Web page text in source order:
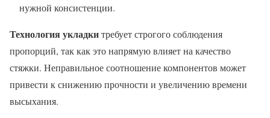
нужной консистенции.
Технология укладкитребует строгого соблюдения
пропорций, так как это напрямую влияет на качество
стяжки. Неправильное соотношение компонентов может
привести к снижению прочности и увеличению времени
высыхания.